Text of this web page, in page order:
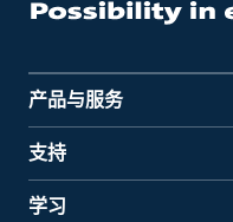
产品与服务
支持
学习